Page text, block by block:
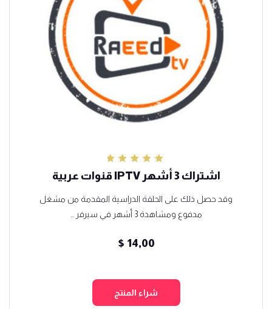
تم التقييم
5.00
اشتراك 3 أشهر IPTV قنوات عربية
وقد حصل ذلك على الحلقة الدراسية المقدمة من مشغل
مدفوع ومشاهدة 3 أشهر في سيرفر ...
$ 14,00
شراء المنتج